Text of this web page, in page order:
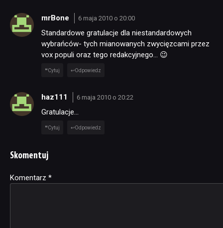
mrBone 6 maja 2010 o 20:00
Standardowe gratulacje dla niestandardowych
wybrańców- tych mianowanych zwycięzcami przez
vox populi oraz tego redakcyjnego… 😉
Cytuj Odpowiedz
haz111 6 maja 2010 o 20:22
Gratulacje…
Cytuj Odpowiedz
Skomentuj
Komentarz *
Alternative: